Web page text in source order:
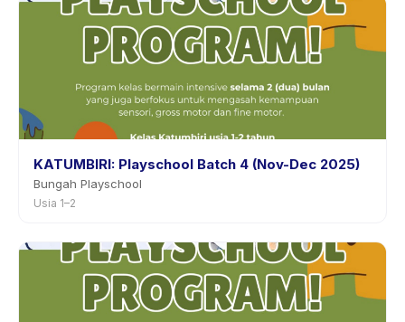
KATUMBIRI: Playschool Batch 4 (Nov-Dec 2025)
Bungah Playschool
Usia 1–2